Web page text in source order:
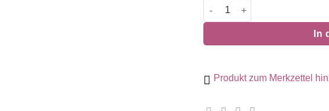
Zugstopphalsband Fun oliv/
In
Produkt zum Merkzettel